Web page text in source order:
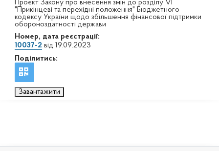
Проєкт Закону про внесення змін до розділу VI
"Прикінцеві та перехідні положення" Бюджетного
кодексу України щодо збільшення фінансової підтримки
обороноздатності держави
Номер, дата реєстрації:
10037-2 від 19.09.2023
Поділитись:
Завантажити